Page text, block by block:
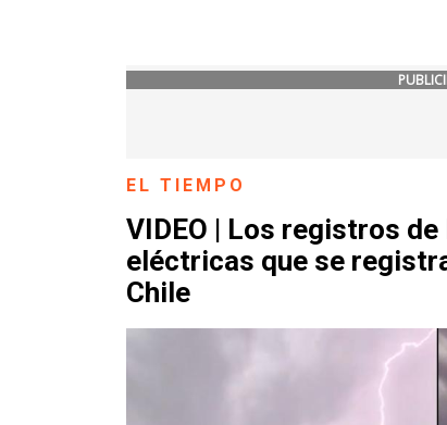
EL TIEMPO
VIDEO | Los registros
eléctricas que se
Chile